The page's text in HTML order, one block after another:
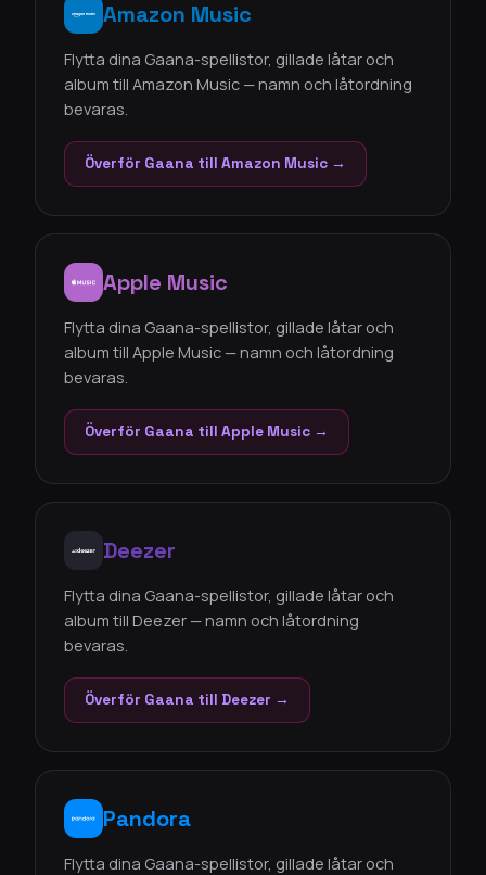
Amazon Music
Flytta dina Gaana-spellistor, gillade låtar och
album till Amazon Music — namn och låtordning
bevaras.
Överför Gaana till Amazon Music →
Apple Music
Flytta dina Gaana-spellistor, gillade låtar och
album till Apple Music — namn och låtordning
bevaras.
Överför Gaana till Apple Music →
Deezer
Flytta dina Gaana-spellistor, gillade låtar och
album till Deezer — namn och låtordning
bevaras.
Överför Gaana till Deezer →
Pandora
Flytta dina Gaana-spellistor, gillade låtar och